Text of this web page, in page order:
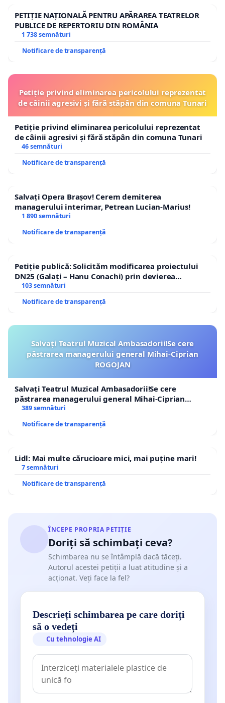
PETIȚIE NAȚIONALĂ PENTRU APĂRAREA TEATRELOR
PUBLICE DE REPERTORIU DIN ROMÂNIA
1 738 semnături
Notificare de transparență
Petiție privind eliminarea pericolului reprezentat
de câinii agresivi și fără stăpân din comuna Tunari
Petiție privind eliminarea pericolului reprezentat
de câinii agresivi și fără stăpân din comuna Tunari
46 semnături
Notificare de transparență
Salvați Opera Brașov! Cerem demiterea
managerului interimar, Petrean Lucian-Marius!
1 890 semnături
Notificare de transparență
Petiție publică: Solicităm modificarea proiectului
DN25 (Galați – Hanu Conachi) prin devierea
traseului în afara localităților!
103 semnături
Notificare de transparență
Salvați Teatrul Muzical Ambasadorii!Se cere
păstrarea managerului general Mihai-Ciprian
ROGOJAN
Salvați Teatrul Muzical Ambasadorii!Se cere
păstrarea managerului general Mihai-Ciprian
ROGOJAN
389 semnături
Notificare de transparență
Lidl: Mai multe cărucioare mici, mai puține mari!
7 semnături
Notificare de transparență
ÎNCEPE PROPRIA PETIȚIE
Doriți să schimbați ceva?
Schimbarea nu se întâmplă dacă tăceți.
Autorul acestei petiții a luat atitudine și a
acționat. Veți face la fel?
Descrieți schimbarea pe care doriți
să o vedeți
Cu tehnologie AI